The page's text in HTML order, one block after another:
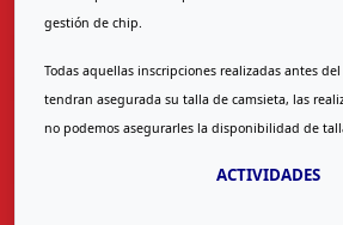
gestión de chip.
Todas aquellas inscripciones realizadas antes
tendran asegurada su talla de camsieta, las
no podemos asegurarles la disponibilidad de
ACTIVIDADES